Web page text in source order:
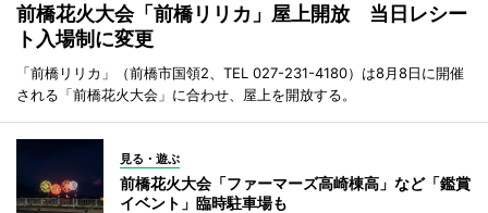
前橋花火大会「前橋リリカ」屋上開放 当日レシー
ト入場制に変更
「前橋リリカ」（前橋市国領2、TEL 027-231-4180）は8月8日に開催
される「前橋花火大会」に合わせ、屋上を開放する。
見る・遊ぶ
前橋花火大会「ファーマーズ高崎棟高」など「鑑賞
イベント」臨時駐車場も